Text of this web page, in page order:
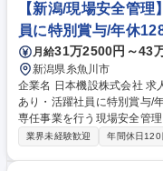
集職種 【京都】クラウド・
の上流～納品
【新潟/現場安全管
員に特別賞与/年休
月給31万2500円～43
新潟県糸魚川市
企業名 日本機設株式会社 求人名 【新潟/現場安全管理】経験者歓迎/個室寮
あり・活躍社員に特別賞与/年休128日 仕事の内容 ■工事
専任事業を行う現場安全管
改造、メンテナンス等に伴
業界未経験歓迎 年間休日120